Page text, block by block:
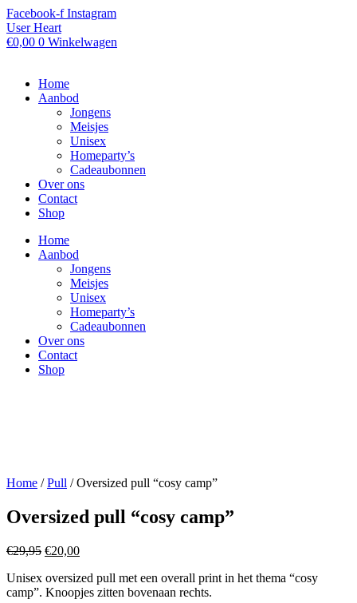
Ga
naar
de
Facebook-f Instagram
User Heart
€0,00 0 Winkelwagen
Home
Aanbod
Jongens
Meisjes
Unisex
Homeparty’s
Cadeaubonnen
Over ons
Contact
Shop
Home
Aanbod
Jongens
Meisjes
Unisex
Homeparty’s
Cadeaubonnen
Over ons
Contact
Shop
Home /Pull / Oversized pull “cosy camp”
Oversized pull “cosy camp”
€29,95 Oorspronkelijke
was:
€29,95.
€20,00Huidige
is:
€20,00.
Unisex oversized pull met een overall print in het thema “cosy
camp”. Knoopjes zitten bovenaan rechts.